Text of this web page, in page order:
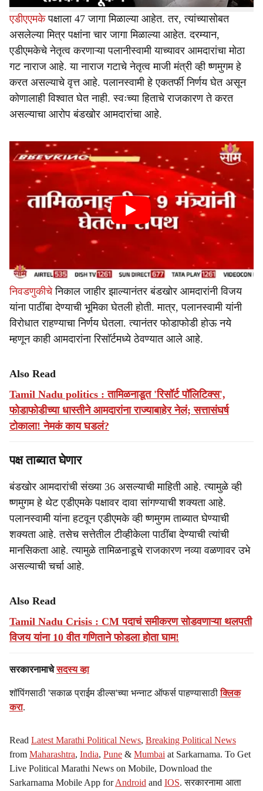
एडीएएमकेपक्षाला 47 जागा मिळाल्या आहेत. तर, त्यांच्यासोबत
असलेल्या मित्र पक्षांना चार जागा मिळाल्या आहेत. दरम्यान,
एडीएमकेचे नेतृत्व करणाऱ्या पलानीस्वामी याच्यावर आमदारांचा मोठा
गट नाराज आहे. या नाराज गटाचे नेतृत्व माजी मंत्री व्ही ष्णमुगम हे
करत असल्याचे वृत्त आहे. पलानस्वामी हे एकतर्फी निर्णय घेत असून
कोणालाही विश्वात घेत नाही. स्वःच्या हिताचे राजकारण ते करत
असल्याचा आरोप बंडखोर आमदारांचा आहे.
निवडणुकीचेनिकाल जाहीर झाल्यानंतर बंडखोर आमदारांनी विजय
यांना पाठींबा देण्याची भूमिका घेतली होती. मात्र, पलानस्वामी यांनी
विरोधात राहण्याचा निर्णय घेतला. त्यानंतर फोडाफोडी होऊ नये
म्हणून काही आमदारांना रिसाॅर्टमध्ये ठेवण्यात आले आहे.
Also Read
Tamil Nadu politics : तामिळनाडूत 'रिसॉर्ट पॉलिटिक्स',
फोडाफोडीच्या धास्तीने आमदारांना राज्याबाहेर नेलं; सत्तासंघर्ष
टोकाला! नेमकं काय घडलं?
पक्ष ताब्यात घेणार
बंडखोर आमदारांची संख्या 36 असल्याची माहिती आहे. त्यामुळे व्ही
ष्णमुगम हे थेट एडीएमके पक्षावर दावा सांगण्याची शक्यता आहे.
पलानस्वामी यांना हटवून एडीएमके व्ही ष्णमुगम ताब्यात घेण्याची
शक्यता आहे. तसेच सत्तेतील टीव्हीकेला पाठींबा देण्याची त्यांची
मानसिकता आहे. त्यामुळे तामिळनाडूचे राजकारण नव्या वळणावर उभे
असल्याची चर्चा आहे.
Also Read
Tamil Nadu Crisis : CM पदाचं समीकरण सोडवणाऱ्या थलपती
विजय यांना 10 वीत गणिताने फोडला होता घाम!
सरकारनामाचेसदस्य व्हा
शॉपिंगसाठी 'सकाळ प्राईम डील्स'च्या भन्नाट ऑफर्स पाहण्यासाठीक्लिक
करा.
Read Latest Marathi Political News, Breaking Political News
from Maharashtra, India, Pune & Mumbai at Sarkarnama. To Get
Live Political Marathi News on Mobile, Download the
Sarkarnama Mobile App forAndroid and IOS. सरकारनामा आता